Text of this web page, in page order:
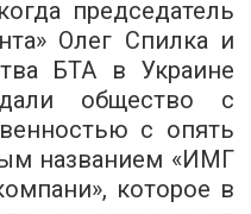
председатель
Олег Спилка и
БТА в Украине
общество с
с опять
названием «ИМГ
которое в